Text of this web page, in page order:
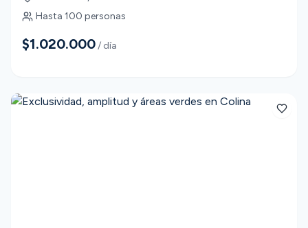
Hasta 100 personas
$1.020.000/ día